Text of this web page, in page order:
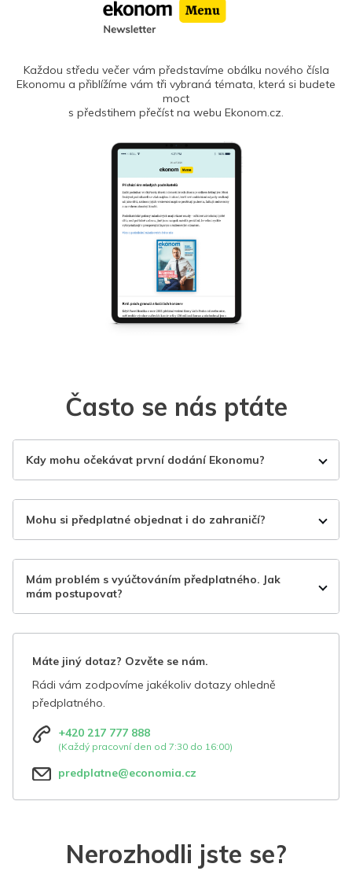
Každou středu večer vám představíme obálku nového čísla
Ekonomu a přiblížíme vám tři vybraná témata, která si budete
moct
s předstihem přečíst na webu Ekonom.cz.
Často se nás ptáte
Kdy mohu očekávat první dodání Ekonomu?
Mohu si předplatné objednat i do zahraničí?
Mám problém s vyúčtováním předplatného. Jak
mám postupovat?
Máte jiný dotaz? Ozvěte se nám.
Rádi vám zodpovíme jakékoliv dotazy ohledně
předplatného.
+420 217 777 888
(Každý pracovní den od 7:30 do 16:00)
predplatne@economia.cz
Nerozhodli jste se?